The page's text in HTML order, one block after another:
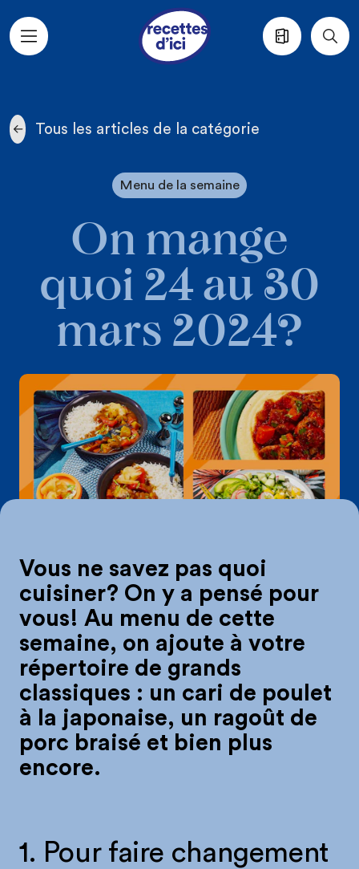
Aller au contenu principal
Tous les articles de la catégorie
Menu de la semaine
On mange
quoi 24 au 30
mars 2024?
On mange quoi
Vous ne savez pas quoi
cuisiner? On y a pensé pour
vous! Au menu de cette
semaine, on ajoute à votre
répertoire de grands
classiques : un cari de poulet
à la japonaise, un ragoût de
porc braisé et bien plus
encore.
1. Pour faire changement